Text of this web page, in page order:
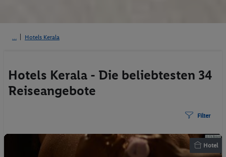
Hotels Kerala
Hotels Kerala - Die beliebtesten 34
Reiseangebote
Filter
Hotel